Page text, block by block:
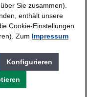
70-BV
Details
Sie zusammen).
enthält unsere
Cookie-Einstellungen
Zum Impressum
Konfigurieren